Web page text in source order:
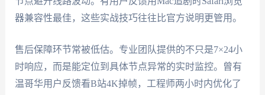
器兼容性最佳，这些实战技巧往往比官方说明更管用。
售后保障环节常被低估。专业团队提供的不只是7×24小
时响应，而是能定位到具体节点异常的实时监控。曾有
温哥华用户反馈看B站4K掉帧，工程师两小时内优化了